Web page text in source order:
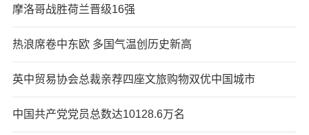
摩洛哥战胜荷兰晋级16强
热浪席卷中东欧 多国气温创历史新高
英中贸易协会总裁亲荐四座文旅购物双优中国城市
中国共产党党员总数达10128.6万名